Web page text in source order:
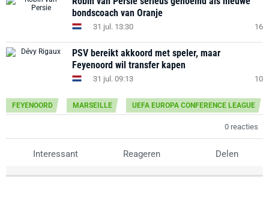
bondscoach van Oranje
31 jul. 13:30 16
PSV bereikt akkoord met speler, maar
Feyenoord wil transfer kapen
31 jul. 09:13 10
FEYENOORD MARSEILLE UEFA EUROPA CONFERENCE LEAGUE
0 reacties
Interessant Reageren Delen